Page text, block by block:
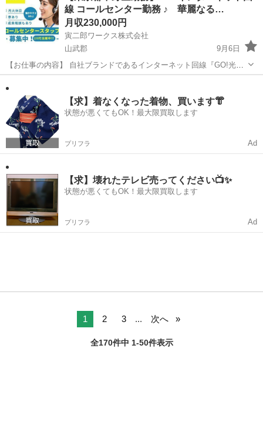
工期は2週間程で現場...線 コールセンター勤務 ♪ 華麗なる…
月収230,000円
寅二郎ワークス株式会社
山武郡
9月6日
【お仕事の内容】 自社ブランドであるインターネット回線『GO!光』
の認知拡大と利用者拡大をお願いたします。 営業経験や顧客折衝経験
がない方でも、安心して業務が行えるように、「ステップアップ制
度」研修を設けて、段階...【求】着なくなった着物、買います👘
状態が悪くてもOK！最大限買取します
プリフラ Ad
【求】壊れたテレビ売ってください📺✨
状態が悪くてもOK！最大限買取します
プリフラ Ad
1 2 3 ... 次へ
全170件中 1-50件表示